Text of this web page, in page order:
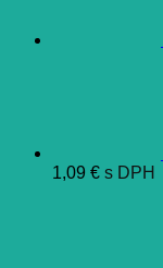
1,09 € s DPH